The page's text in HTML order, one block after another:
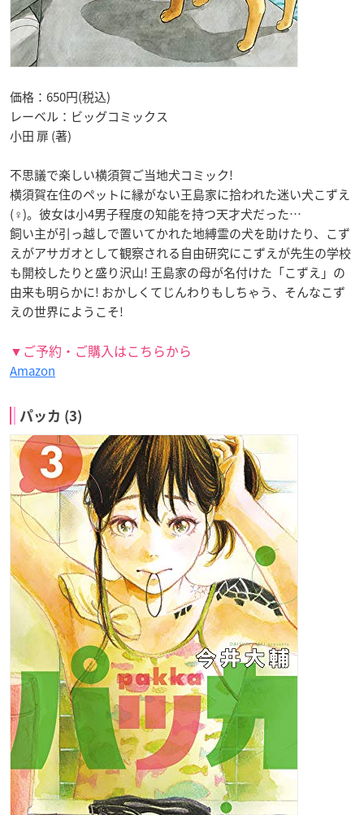
価格：650円(税込)
レーベル：ビッグコミックス
小田 扉 (著)
不思議で楽しい横須賀ご当地犬コミック!
横須賀在住のペットに縁がない王島家に拾われた迷い犬こずえ
(♀)。彼女は小4男子程度の知能を持つ天才犬だった…
飼い主が引っ越しで置いてかれた地縛霊の犬を助けたり、こず
えがアサガオとして観察される自由研究にこずえが先生の学校
も開校したりと盛り沢山! 王島家の母が名付けた「こずえ」の
由来も明らかに! おかしくてじんわりもしちゃう、そんなこず
えの世界にようこそ!
▼ご予約・ご購入はこちらから
Amazon
パッカ (3)